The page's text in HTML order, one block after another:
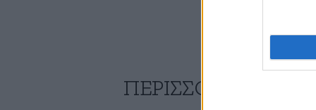
ΠΕΡΙΣΣΟΤΕΡΑ